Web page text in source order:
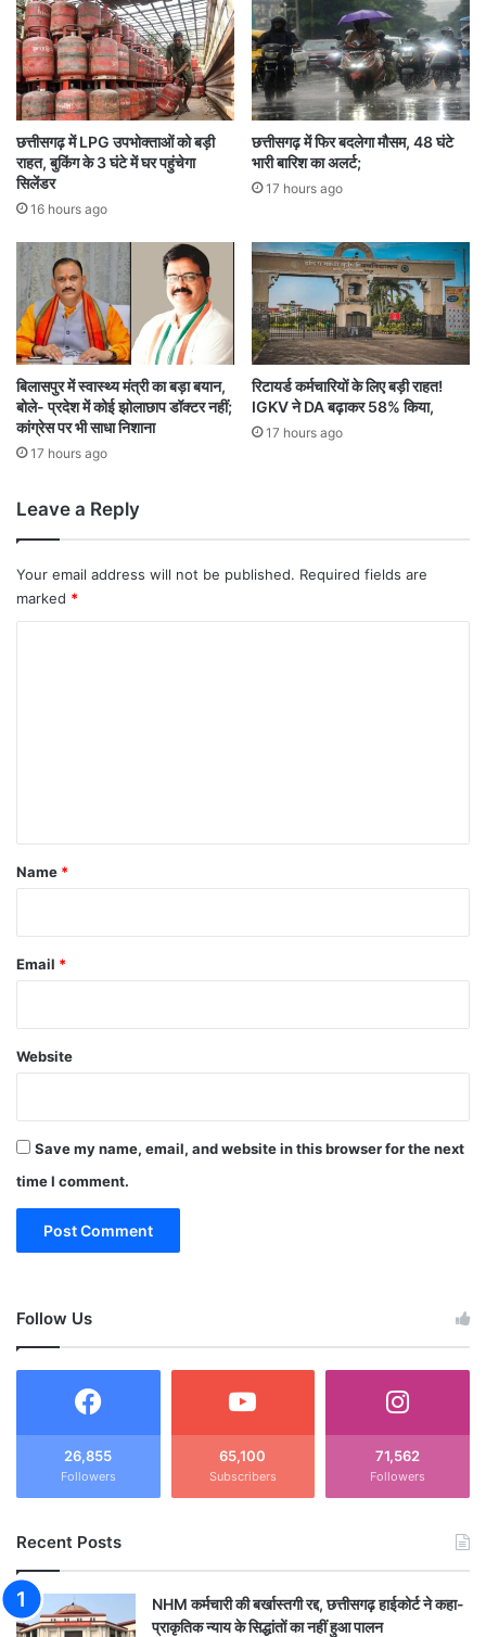
रि
ली
ज
हो
स
ता
है
फि
का
ल
र
,
पी
ए
म
मो
की
या
त्रा
र
क्षा
स
मे
त
क
ई
ब
ड़े
स
ते
छत्तीसगढ़ में LPG उपभोक्ताओं को बड़ी
राहत, बुकिंग के 3 घंटे में घर पहुंचेगा
सिलेंडर
16 hours ago
छत्तीसगढ़ में फिर बदलेगा मौसम, 48 घंटे
भारी बारिश का अलर्ट;
17 hours ago
बिलासपुर में स्वास्थ्य मंत्री का बड़ा बयान,
बोले- प्रदेश में कोई झोलाछाप डॉक्टर नहीं;
कांग्रेस पर भी साधा निशाना
17 hours ago
रिटायर्ड कर्मचारियों के लिए बड़ी राहत!
IGKV ने DA बढ़ाकर 58% किया,
17 hours ago
Leave a Reply
Your email address will not be published. Required fields are
marked *
*
Name *
Email *
Website
Save my name, email, and website in this browser for the next
time I comment.
Follow Us
26,855
Followers
65,100
Subscribers
71,562
Followers
Recent Posts
NHM कर्मचारी की बर्खास्तगी रद्द, छत्तीसगढ़ हाईकोर्ट ने कहा-
प्राकृतिक न्याय के सिद्धांतों का नहीं हुआ पालन